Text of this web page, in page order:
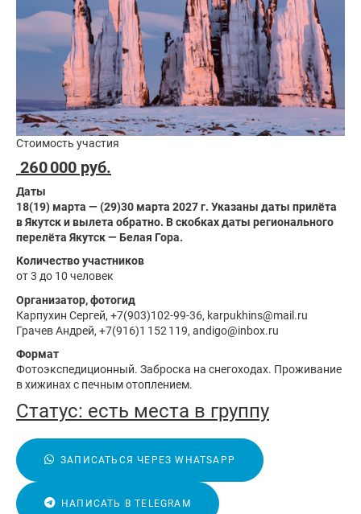
Стоимость участия
260 000 руб.
Даты
18(19) марта — (29)30 марта 2027 г. Указаны даты прилёта
в Якутск и вылета обратно. В скобках даты регионального
перелёта Якутск — Белая Гора.
Количество участников
от 3 до 10 человек
Организатор, фотогид
Карпухин Сергей, +7(903)102-99-36, karpukhins@mail.ru
Грачев Андрей, +7(916)1 152 119, andigo@inbox.ru
Формат
Фотоэкспедиционный. Заброска на снегоходах. Проживание
в хижинах с печным отоплением.
Статус: есть места в группу
ЗАПИСАТЬСЯ ЧЕРЕЗ WHATSAPP
НАПИСАТЬ В TELEGRAM